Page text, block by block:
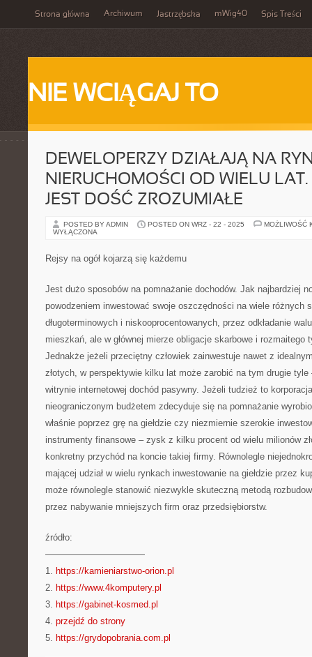
Strona główna Archiwum Jastrzębska mWig40 Spis Treści
NIE WCIĄGAJ TO
DEWELOPERZY DZIAŁAJĄ NA
NIERUCHOMOŚCI OD WIELU
JEST DOŚĆ ZROZUMIAŁE
POSTED BY ADMIN POSTED ON WRZ - 22 - 2025
MOŻLIWOŚĆ
WYŁĄCZONA
Rejsy na ogół kojarzą się każdemu
Jest dużo sposobów na pomnażanie dochodów. Jak najbardziej
powodzeniem inwestować swoje oszczędności na wiele różnych
długoterminowych i niskooprocentowanych, przez odkładanie
mieszkań, ale w głównej mierze obligacje skarbowe i rozmaitego
Jednakże jeżeli przeciętny człowiek zainwestuje nawet z
złotych, w perspektywie kilku lat może zarobić na tym drugie
witrynie internetowej dochód pasywny. Jeżeli tudzież to
nieograniczonym budżetem zdecyduje się na pomnażanie
właśnie poprzez grę na giełdzie czy niezmiernie szerokie
instrumenty finansowe – zysk z kilku procent od wielu milionów
konkretny przychód na koncie takiej firmy. Równolegle
mającej udział w wielu rynkach inwestowanie na giełdzie przez
może równolegle stanowić niezwykle skuteczną metodą
przez nabywanie mniejszych firm oraz przedsiębiorstw.
źródło:
———————————
1. https://kamieniarstwo-orion.pl
2. https://www.4komputery.pl
3. https://gabinet-kosmed.pl
4. przejdź do strony
5. https://grydopobrania.com.pl